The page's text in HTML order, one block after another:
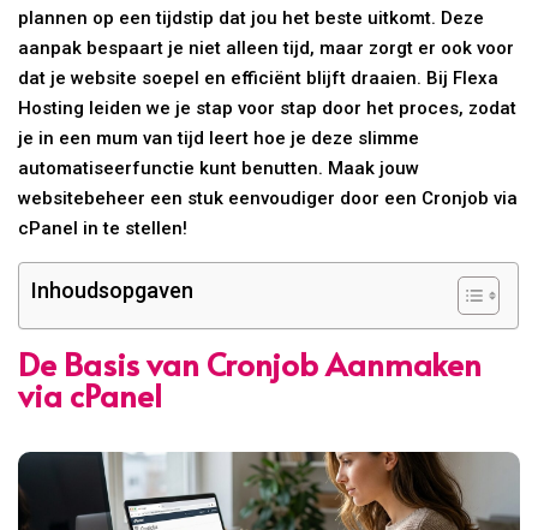
plannen op een tijdstip dat jou het beste uitkomt. Deze
aanpak bespaart je niet alleen tijd, maar zorgt er ook voor
dat je website soepel en efficiënt blijft draaien. Bij Flexa
Hosting leiden we je stap voor stap door het proces, zodat
je in een mum van tijd leert hoe je deze slimme
automatiseerfunctie kunt benutten. Maak jouw
websitebeheer een stuk eenvoudiger door een Cronjob via
cPanel in te stellen!
Inhoudsopgaven
De Basis van Cronjob Aanmaken
via cPanel